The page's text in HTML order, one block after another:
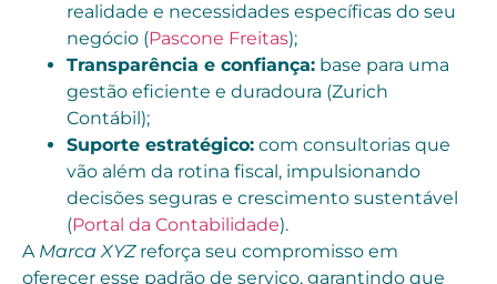
realidade e necessidades específicas do seu
negócio (Pascone Freitas);
Transparência e confiança: base para uma
gestão eficiente e duradoura (Zurich
Contábil);
Suporte estratégico: com consultorias que
vão além da rotina fiscal, impulsionando
decisões seguras e crescimento sustentável
(Portal da Contabilidade).
A Marca XYZreforça seu compromisso em
oferecer esse padrão de serviço, garantindo que